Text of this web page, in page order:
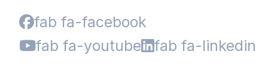
fab fa-facebook
fab fa-youtube
fab fa-linkedin